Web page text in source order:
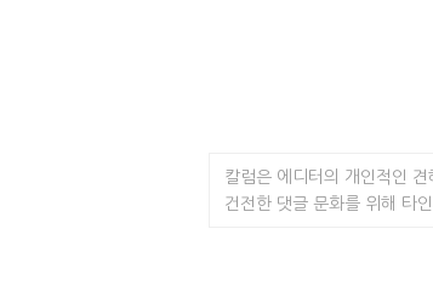
칼럼은 에디터의 개인적인
건전한 댓글 문화를 위해 타